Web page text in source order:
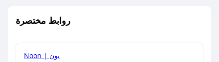
روابط مختصرة
Noon | نون